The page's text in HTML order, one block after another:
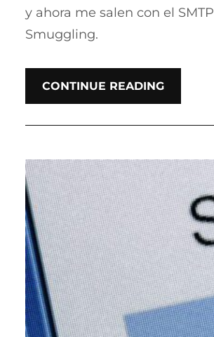
y ahora me salen con el SMTP
Smuggling.
CONTINUE READING